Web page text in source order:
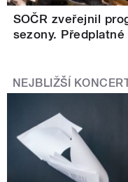
SOČR zveřejnil
sezony.
NEJBLIŽŠÍ